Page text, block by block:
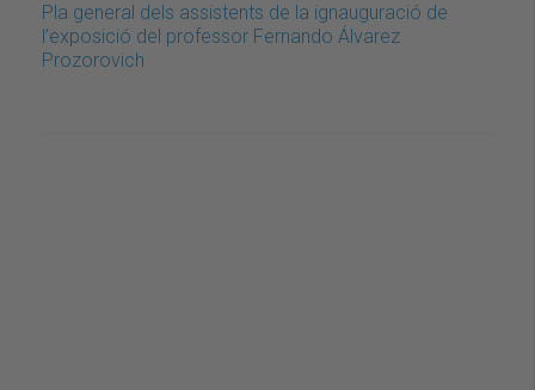
Pla general dels assistents de la ignauguració de
l’exposició del professor Fernando Álvarez
Prozorovich